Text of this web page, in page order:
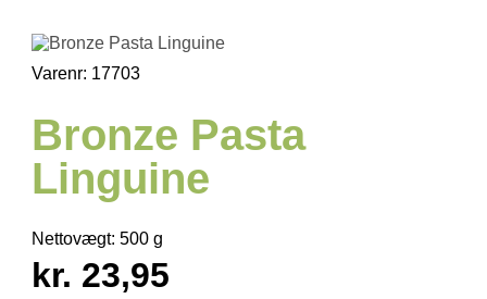
Varenr: 17703
Bronze Pasta
Linguine
Nettovægt: 500 g
kr. 23,95